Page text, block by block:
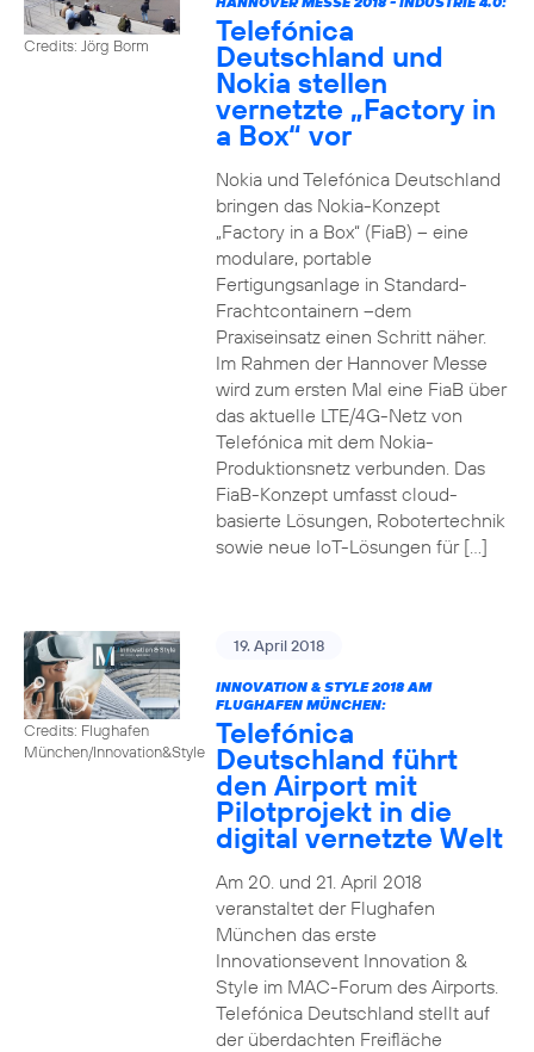
Credits: Jörg Borm Telefónica
Deutschland und
Nokia stellen
vernetzte „Factory in
a Box“ vor
Nokia und Telefónica Deutschland
bringen das Nokia-Konzept
„Factory in a Box“ (FiaB) – eine
modulare, portable
Fertigungsanlage in Standard-
Frachtcontainern –dem
Praxiseinsatz einen Schritt näher.
Im Rahmen der Hannover Messe
wird zum ersten Mal eine FiaB über
das aktuelle LTE/4G-Netz von
Telefónica mit dem Nokia-
Produktionsnetz verbunden. Das
FiaB-Konzept umfasst cloud-
basierte Lösungen, Robotertechnik
sowie neue IoT-Lösungen für […]
Credits: Flughafen
München/Innovation&Style
19. April 2018
INNOVATION & STYLE 2018 AM
FLUGHAFEN MÜNCHEN:
Telefónica
Deutschland führt
den Airport mit
Pilotprojekt in die
digital vernetzte Welt
Am 20. und 21. April 2018
veranstaltet der Flughafen
München das erste
Innovationsevent Innovation &
Style im MAC-Forum des Airports.
Telefónica Deutschland stellt auf
der überdachten Freifläche